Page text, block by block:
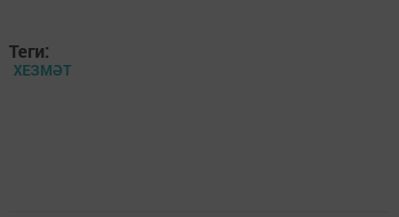
Теги:
ХЕЗМӘТ